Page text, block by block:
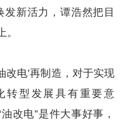
新活力，谭浩然把目
改电’再制造，对于实现
转型发展具有重要意
改电”是件大事好事，